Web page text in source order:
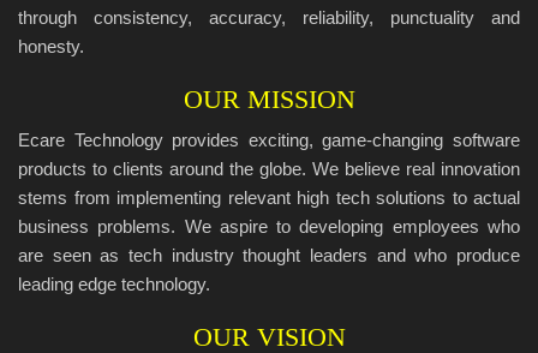
through consistency, accuracy, reliability, punctuality and
honesty.
OUR MISSION
Ecare Technology provides exciting, game-changing software
products to clients around the globe. We believe real innovation
stems from implementing relevant high tech solutions to actual
business problems. We aspire to developing employees who
are seen as tech industry thought leaders and who produce
leading edge technology.
OUR VISION